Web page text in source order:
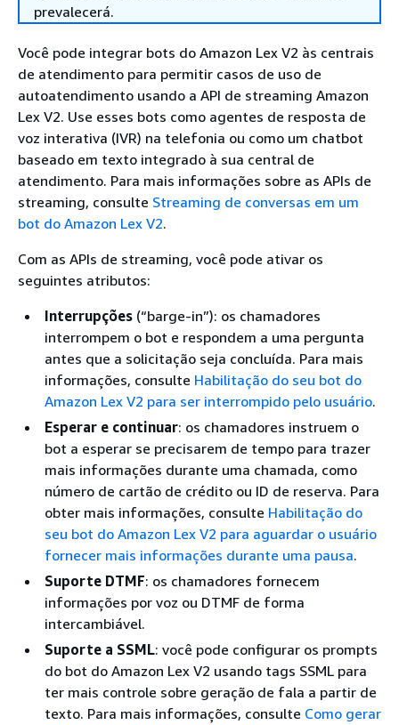
prevalecerá.
Você pode integrar bots do Amazon Lex V2 às centrais
de atendimento para permitir casos de uso de
autoatendimento usando a API de streaming Amazon
Lex V2. Use esses bots como agentes de resposta de
voz interativa (IVR) na telefonia ou como um chatbot
baseado em texto integrado à sua central de
atendimento. Para mais informações sobre as APIs de
streaming, consulte Streaming de conversas em um
bot do Amazon Lex V2.
Com as APIs de streaming, você pode ativar os
seguintes atributos:
Interrupções (“barge-in”): os chamadores
interrompem o bot e respondem a uma pergunta
antes que a solicitação seja concluída. Para mais
informações, consulte Habilitação do seu bot do
Amazon Lex V2 para ser interrompido pelo usuário.
Esperar e continuar: os chamadores instruem o
bot a esperar se precisarem de tempo para trazer
mais informações durante uma chamada, como
número de cartão de crédito ou ID de reserva. Para
obter mais informações, consulte Habilitação do
seu bot do Amazon Lex V2 para aguardar o usuário
fornecer mais informações durante uma pausa.
Suporte DTMF: os chamadores fornecem
informações por voz ou DTMF de forma
intercambiável.
Suporte a SSML: você pode configurar os prompts
do bot do Amazon Lex V2 usando tags SSML para
ter mais controle sobre geração de fala a partir de
texto. Para mais informações, consulte Como gerar